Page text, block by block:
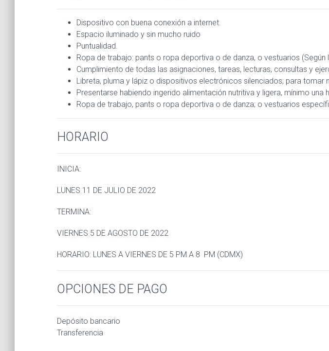
Dispositivo con buena conexión a internet.
Espacio iluminado y sin mucho ruido
Puntualidad.
Ropa de trabajo: pants o ropa deportiva o de danza, o vestuarios
Cumplimiento de todas las asignaciones, tareas, lecturas, consultas y
Libreta, pluma y lápiz o dispositivos electrónicos silenciados; para tomar
Presentarse habiendo ingerido alimentación nutritiva y ligera, mínimo una
Ropa de trabajo, pants o ropa deportiva o de danza; o vestuarios
HORARIO
INICIA:
LUNES 11 DE JULIO DE 2022
TERMINA:
VIERNES 5 DE AGOSTO DE 2022
HORARIO: LUNES A VIERNES DE 5 PM A 8 PM (CDMX)
OPCIONES DE PAGO
Depósito bancario
Transferencia